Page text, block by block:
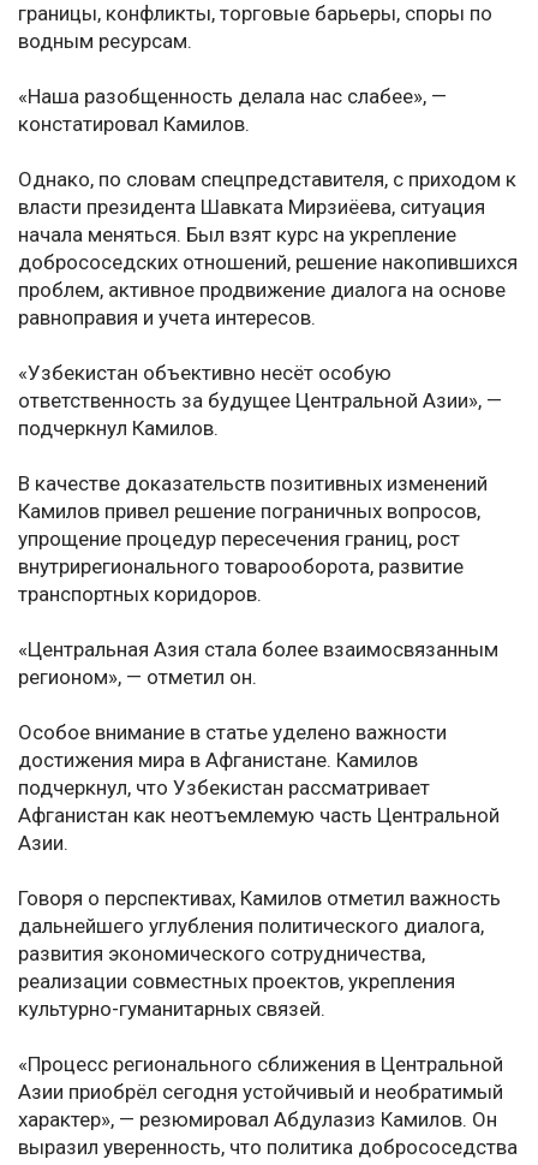
границы, конфликты, торговые барьеры, споры по
водным ресурсам.
«Наша разобщенность делала нас слабее», —
констатировал Камилов.
Однако, по словам спецпредставителя, с приходом к
власти президента Шавката Мирзиёева, ситуация
начала меняться. Был взят курс на укрепление
добрососедских отношений, решение накопившихся
проблем, активное продвижение диалога на основе
равноправия и учета интересов.
«Узбекистан объективно несёт особую
ответственность за будущее Центральной Азии», —
подчеркнул Камилов.
В качестве доказательств позитивных изменений
Камилов привел решение пограничных вопросов,
упрощение процедур пересечения границ, рост
внутрирегионального товарооборота, развитие
транспортных коридоров.
«Центральная Азия стала более взаимосвязанным
регионом», — отметил он.
Особое внимание в статье уделено важности
достижения мира в Афганистане. Камилов
подчеркнул, что Узбекистан рассматривает
Афганистан как неотъемлемую часть Центральной
Азии.
Говоря о перспективах, Камилов отметил важность
дальнейшего углубления политического диалога,
развития экономического сотрудничества,
реализации совместных проектов, укрепления
культурно-гуманитарных связей.
«Процесс регионального сближения в Центральной
Азии приобрёл сегодня устойчивый и необратимый
характер», — резюмировал Абдулазиз Камилов. Он
выразил уверенность, что политика добрососедства